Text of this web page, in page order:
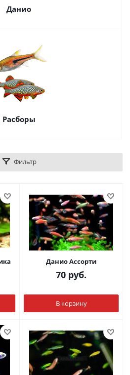
Данио
Расборы
Фильтр
Данио Ассорти
70 руб.
В корзину